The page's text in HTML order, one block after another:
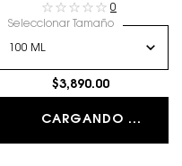
hombre que eres con todos tus
matices.
0
Seleccionar Tamaño
$3,890.00
CARGANDO ...